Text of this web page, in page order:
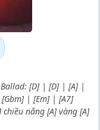
[D] | [D] | [A] |
| [Em] | [A7]
nắng [A] vàng [A]